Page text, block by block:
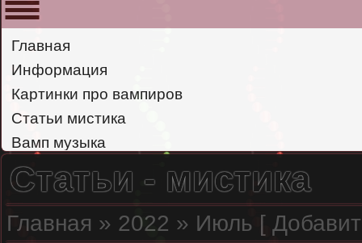
Главная
Информация
Картинки про вампиров
Статьи мистика
Вамп музыка
Статьи - мистика
Главная » 2022 » Июль [